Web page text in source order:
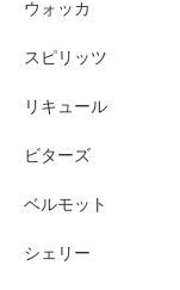
ウォッカ
スピリッツ
リキュール
ビターズ
ベルモット
シェリー